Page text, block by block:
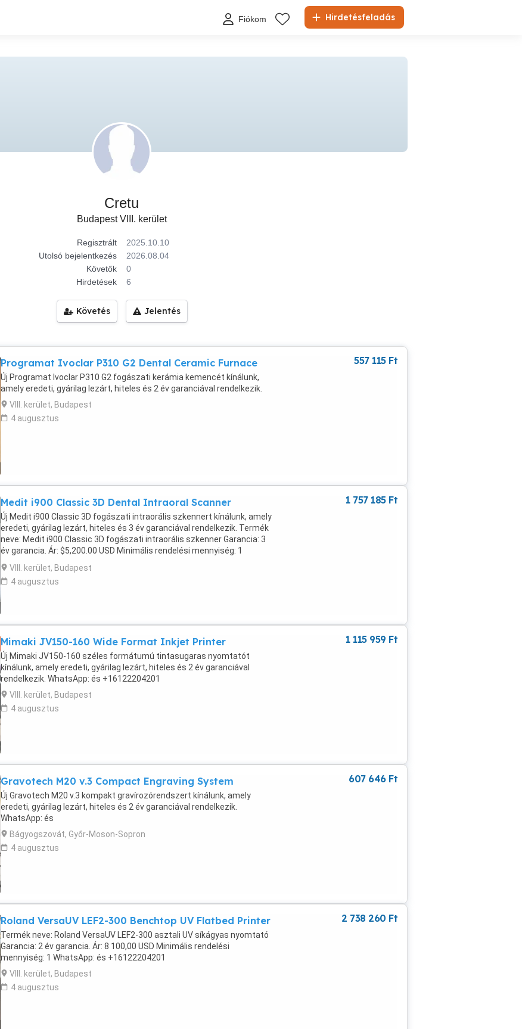
Hirdetésfeladás
Fiókom
Cretu
Budapest VIII. kerület
Regisztrált
2025.10.10
Utolsó bejelentkezés
2026.08.04
Követők
0
Hirdetések
6
Követés Jelentés
Programat Ivoclar P310 G2 Dental Ceramic Furnace
Új Programat Ivoclar P310 G2 fogászati kerámia kemencét kínálunk,
amely eredeti, gyárilag lezárt, hiteles és 2 év garanciával rendelkezik.
VIII. kerület, Budapest
4 augusztus
557 115 Ft
Medit i900 Classic 3D Dental Intraoral Scanner
Új Medit i900 Classic 3D fogászati intraorális szkennert kínálunk, amely
eredeti, gyárilag lezárt, hiteles és 3 év garanciával rendelkezik. Termék
neve: Medit i900 Classic 3D fogászati intraorális szkenner Garancia: 3
év garancia. Ár: $5,200.00 USD Minimális rendelési mennyiség: 1
WhatsApp:
VIII. kerület, Budapest
4 augusztus
1 757 185 Ft
Mimaki JV150-160 Wide Format Inkjet Printer
Új Mimaki JV150-160 széles formátumú tintasugaras nyomtatót
kínálunk, amely eredeti, gyárilag lezárt, hiteles és 2 év garanciával
rendelkezik. WhatsApp: és +16122204201
VIII. kerület, Budapest
4 augusztus
1 115 959 Ft
Gravotech M20 v.3 Compact Engraving System
Új Gravotech M20 v.3 kompakt gravírozórendszert kínálunk, amely
eredeti, gyárilag lezárt, hiteles és 2 év garanciával rendelkezik.
WhatsApp: és
Bágyogszovát, Győr-Moson-Sopron
4 augusztus
607 646 Ft
Roland VersaUV LEF2-300 Benchtop UV Flatbed Printer
Termék neve: Roland VersaUV LEF2-300 asztali UV síkágyas nyomtató
Garancia: 2 év garancia. Ár: 8 100,00 USD Minimális rendelési
mennyiség: 1 WhatsApp: és +16122204201
VIII. kerület, Budapest
4 augusztus
2 738 260 Ft